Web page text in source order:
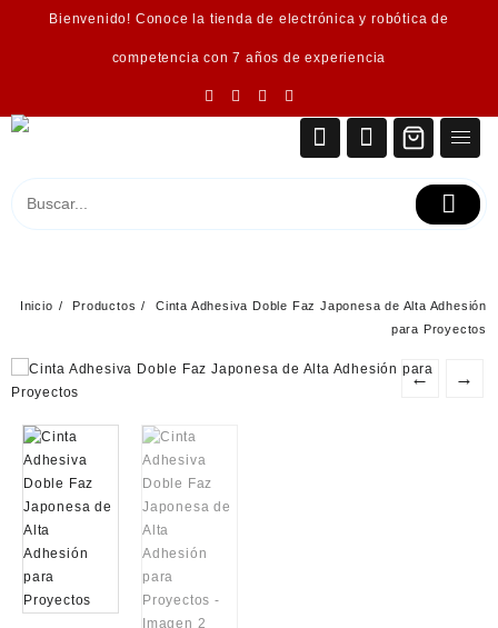
Bienvenido! Conoce la tienda de electrónica y robótica de
competencia con 7 años de experiencia
Inicio Productos
Cinta Adhesiva Doble Faz Japonesa de Alta Adhesión
para Proyectos
← →